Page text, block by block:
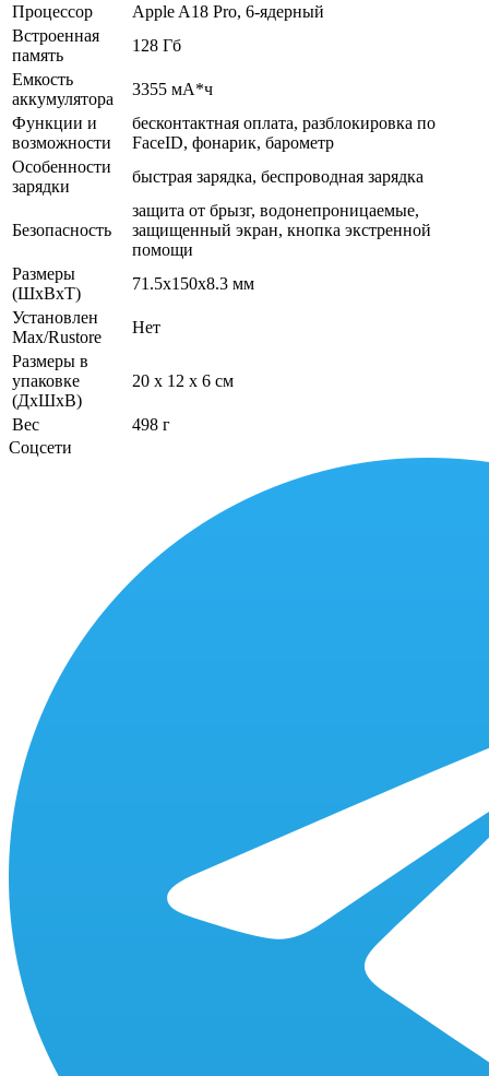
Процессор
Apple A18 Pro, 6-ядерный
Встроенная
память
128 Гб
Емкость
аккумулятора
3355 мА*ч
Функции и
возможности
бесконтактная оплата, разблокировка по
FaceID, фонарик, барометр
Особенности
зарядки
быстрая зарядка, беспроводная зарядка
Безопасность
защита от брызг, водонепроницаемые,
защищенный экран, кнопка экстренной
помощи
Размеры
(ШхВхТ)
71.5x150x8.3 мм
Установлен
Max/Rustore
Нет
Размеры в
упаковке
(ДхШхВ)
20 x 12 x 6 см
Вес
498 г
Соцсети